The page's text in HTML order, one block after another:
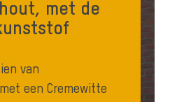
met de
van
een Cremewitte